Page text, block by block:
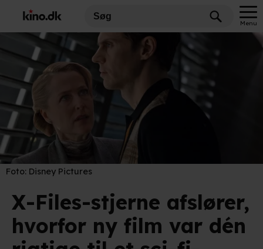
Menu
Foto: Disney Pictures
X-Files-stjerne afslører,
hvorfor ny film var dén